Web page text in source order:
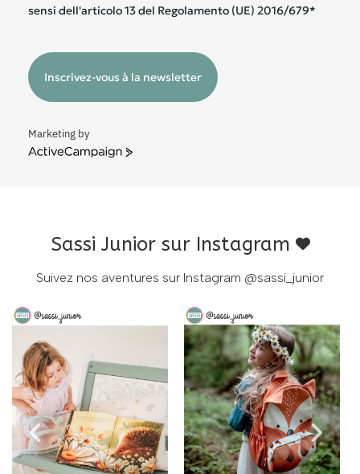
sensi dell'articolo 13 del Regolamento (UE) 2016/679*
Inscrivez-vous à la newsletter
Marketing by
ActiveCampaign
Sassi Junior sur Instagram
Suivez nos aventures sur Instagram @sassi_junior